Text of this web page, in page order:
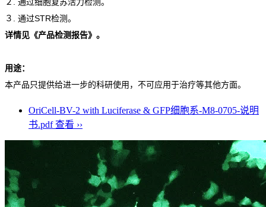
３. 通过STR检测。
详情见《产品检测报告》。
用途：
本产品只提供给进一步的科研使用，不可应用于治疗等其他方面。
OriCell-BV-2 with Luciferase & GFP细胞系-M8-0705-说明
书.pdf查看 ››